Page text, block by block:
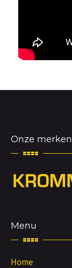
Onze merken
Menu
Home